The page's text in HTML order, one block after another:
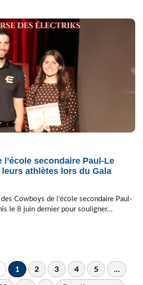
l’école secondaire Paul-Le
athlètes lors du Gala
Cowboys de l’école secondaire Paul-
le 8 juin dernier pour souligner...
1 2 3 4 5 …